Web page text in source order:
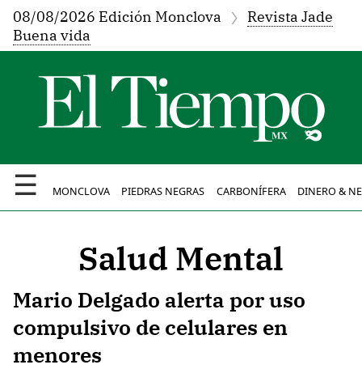
08/08/2026 Edición Monclova
Revista Jade
Buena vida
☰ MONCLOVA PIEDRAS NEGRAS CARBONÍFERA DINERO &
Salud Mental
Mario Delgado alerta por uso
compulsivo de celulares en
menores